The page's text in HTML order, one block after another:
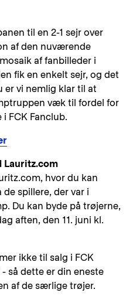
til en 2-1 sejr over
af den nuværende
af fanbilleder i
fik en enkelt sejr, og det
er vi nemlig klar til at
væk til fordel for
FCK Fanclub.
Lauritz.com
hvor du kan
spillere, der var i
Du kan byde på trøjerne,
aften, den 11. juni kl.
ikke til salg i FCK
så dette er din eneste
af de særlige trøjer.